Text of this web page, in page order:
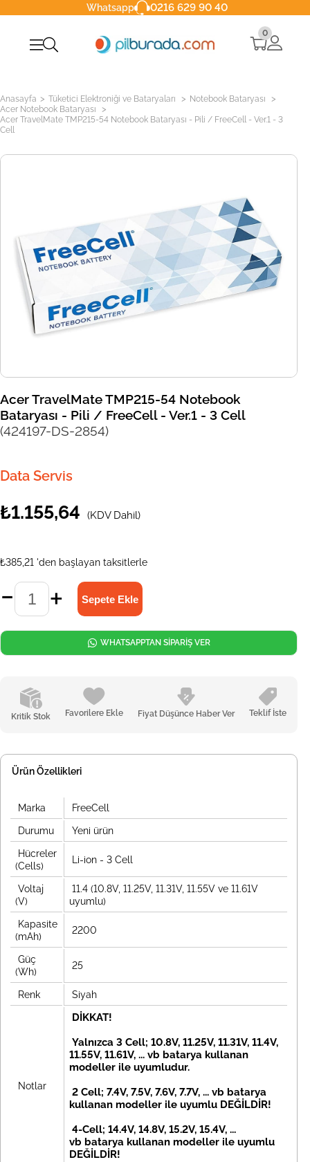
Whatsapp 0216 629 90 40
0
Anasayfa > Tüketici Elektroniği ve Bataryaları > Notebook Bataryası >
Acer Notebook Bataryası >
Acer TravelMate TMP215-54 Notebook Bataryası - Pili / FreeCell - Ver.1 - 3
Cell
Acer TravelMate TMP215-54 Notebook
Bataryası - Pili / FreeCell - Ver.1 - 3 Cell
(424197-DS-2854)
Data Servis
₺1.155,64 (KDV Dahil)
₺385,21 'den başlayan taksitlerle
Kritik Stok Favorilere Ekle Fiyat Düşünce Haber Ver Teklif İste
WHATSAPPTAN SİPARİŞ VER
Ürün Özellikleri
Marka FreeCell
Durumu Yeni ürün
Hücreler
(Cells)
Li-ion - 3 Cell
Voltaj
(V)
11.4 (10.8V, 11.25V, 11.31V, 11.55V ve 11.61V
uyumlu)
Kapasite
(mAh)
2200
Güç
(Wh)
25
Renk Siyah
Notlar
DİKKAT!
Yalnızca 3 Cell; 10.8V, 11.25V, 11.31V, 11.4V,
11.55V, 11.61V, ... vb batarya kullanan
modeller ile uyumludur.
2 Cell; 7.4V, 7.5V, 7.6V, 7.7V, ... vb batarya
kullanan modeller ile uyumlu DEĞİLDİR!
4-Cell; 14.4V, 14.8V, 15.2V, 15.4V, ...
vb batarya kullanan modeller ile uyumlu
DEĞİLDİR!